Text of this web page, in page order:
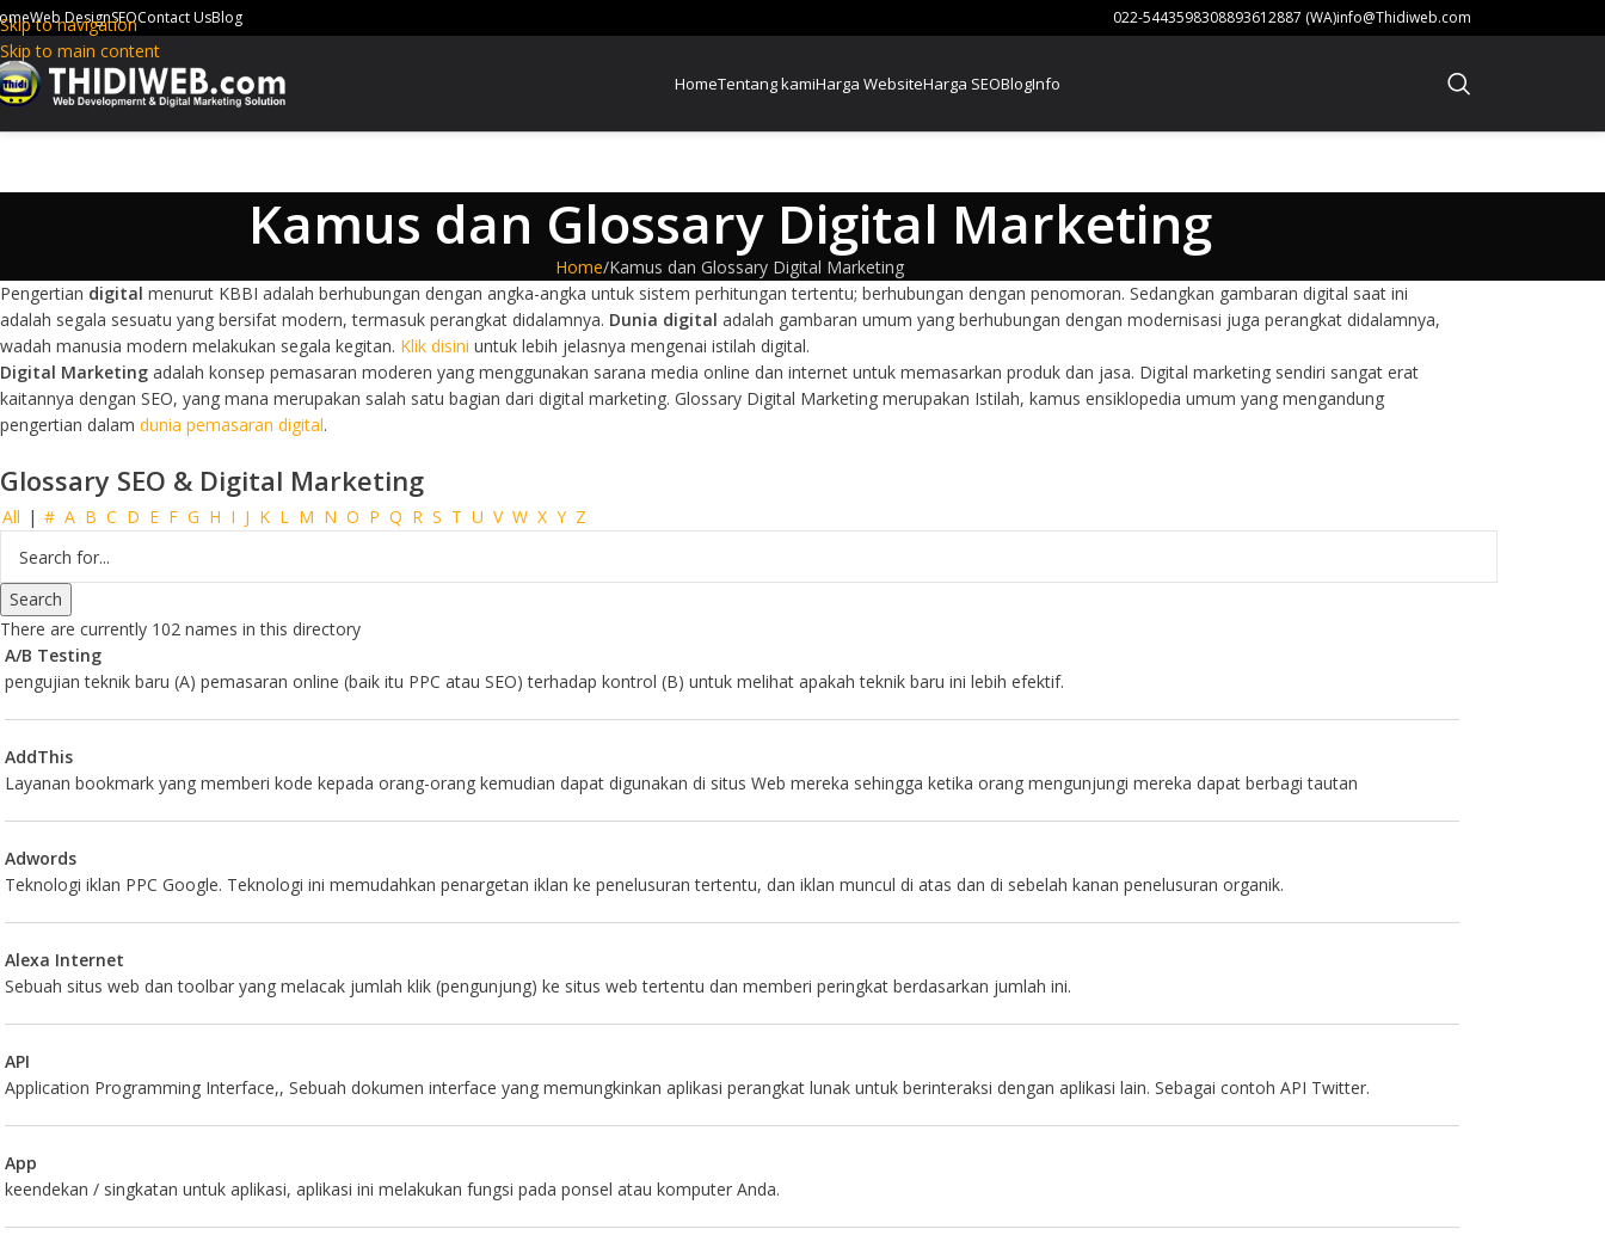
Skip to navigation
Skip to main content
Web DesignSEOContact UsBlog 022-5443598308893612887 (WA)info@Thidiweb.com
HomeTentang kamiHarga WebsiteHarga SEOBlogInfo
Kamus dan Glossary Digital Marketing
Home Kamus dan Glossary Digital Marketing
Pengertian digital menurut KBBI adalah berhubungan dengan angka-angka untuk sistem perhitungan tertentu; berhubungan dengan penomoran. Sedangkan gambaran digital saat ini
adalah segala sesuatu yang bersifat modern, termasuk perangkat didalamnya. Dunia digital adalah gambaran umum yang berhubungan dengan modernisasi juga perangkat didalamnya,
wadah manusia modern melakukan segala kegitan. Klik disini untuk lebih jelasnya mengenai istilah digital.
Digital Marketing adalah konsep pemasaran moderen yang menggunakan sarana media online dan internet untuk memasarkan produk dan jasa. Digital marketing sendiri sangat erat
kaitannya dengan SEO, yang mana merupakan salah satu bagian dari digital marketing. Glossary Digital Marketing merupakan Istilah, kamus ensiklopedia umum yang mengandung
pengertian dalam dunia pemasaran digital.
Glossary SEO & Digital Marketing
All | # A B C D E F G H I J K L M N O P Q R S T U V W X Y Z
There are currently 102 names in this directory
A/B Testing
pengujian teknik baru (A) pemasaran online (baik itu PPC atau SEO) terhadap kontrol (B) untuk melihat apakah teknik baru ini lebih efektif.
AddThis
Layanan bookmark yang memberi kode kepada orang-orang kemudian dapat digunakan di situs Web mereka sehingga ketika orang mengunjungi mereka dapat berbagi tautan
Adwords
Teknologi iklan PPC Google. Teknologi ini memudahkan penargetan iklan ke penelusuran tertentu, dan iklan muncul di atas dan di sebelah kanan penelusuran organik.
Alexa Internet
Sebuah situs web dan toolbar yang melacak jumlah klik (pengunjung) ke situs web tertentu dan memberi peringkat berdasarkan jumlah ini.
API
Application Programming Interface,, Sebuah dokumen interface yang memungkinkan aplikasi perangkat lunak untuk berinteraksi dengan aplikasi lain. Sebagai contoh API Twitter.
App
keendekan / singkatan untuk aplikasi, aplikasi ini melakukan fungsi pada ponsel atau komputer Anda.